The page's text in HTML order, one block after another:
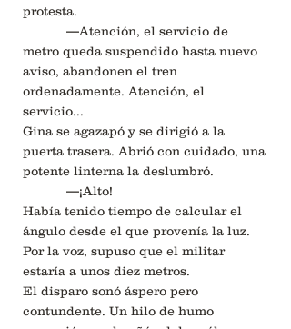
protesta.
—Atención, el servicio de
metro queda suspendido hasta nuevo
aviso, abandonen el tren
ordenadamente. Atención, el
servicio...
Gina se agazapó y se dirigió a la
puerta trasera. Abrió con cuidado, una
potente linterna la deslumbró.
—¡Alto!
Había tenido tiempo de calcular el
ángulo desde el que provenía la luz.
Por la voz, supuso que el militar
estaría a unos diez metros.
El disparo sonó áspero pero
contundente. Un hilo de humo